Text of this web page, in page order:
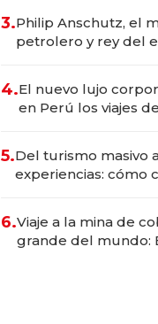
3.Philip Anschutz, el
petrolero y rey del
4.El nuevo lujo
en Perú los viajes
transformadoras
5.Del turismo masivo
experiencias: cómo
6.Viaje a la mina de
grande del mundo: